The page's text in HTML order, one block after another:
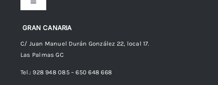
GRAN CANARIA
C/ Juan Manuel Durán González 22, local 17.
Las Palmas GC
Tel.: 928 948 085 – 650 648 668
Toggle
Navigation
Preguntas frecuentes
Envíos